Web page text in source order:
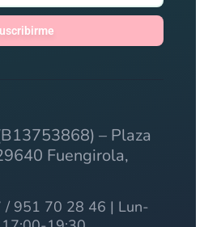
– Plaza
Fuengirola,
951 70 28 46 | Lun-